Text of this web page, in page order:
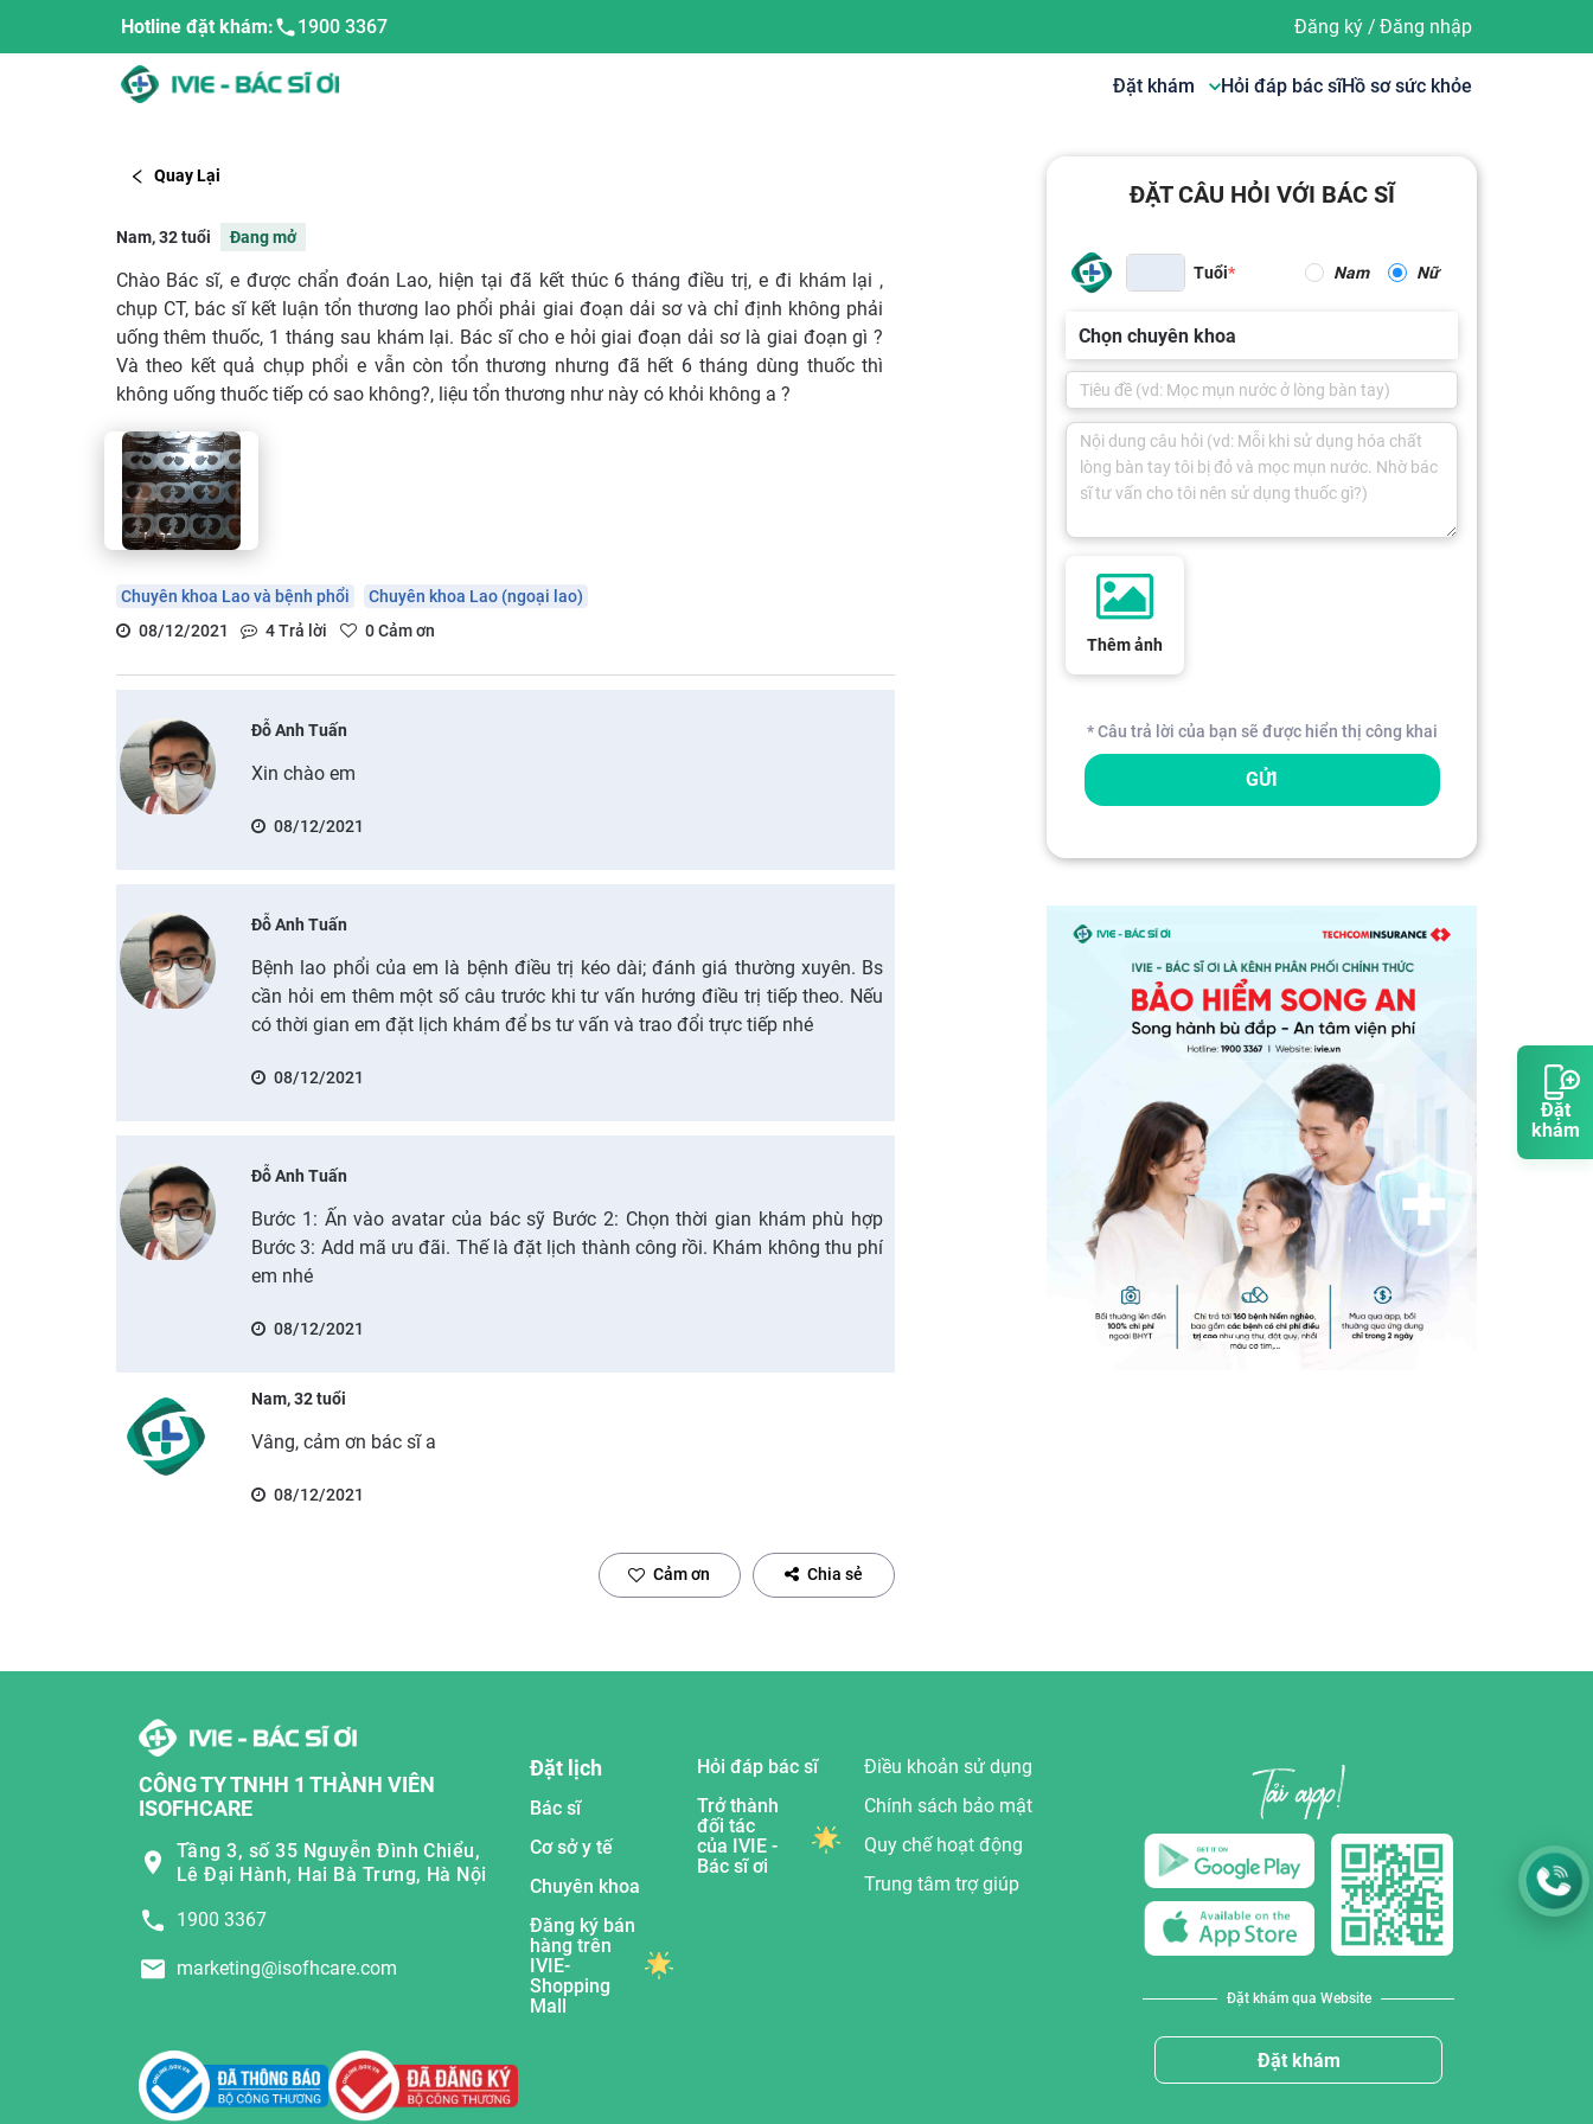
Đặt
khám
Hotline đặt khám: 1900 3367 Đăng ký/ Đăng nhập
Đặt khám Hỏi đáp bác sĩHồ sơ sức khỏe
Quay Lại
Nam, 32 tuổi Đang mở
Chào Bác sĩ, e được chẩn đoán Lao, hiện tại đã kết thúc 6 tháng điều trị, e đi khám lại ,
chụp CT, bác sĩ kết luận tổn thương lao phổi phải giai đoạn dải sơ và chỉ định không phải
uống thêm thuốc, 1 tháng sau khám lại. Bác sĩ cho e hỏi giai đoạn dải sơ là giai đoạn gì ?
Và theo kết quả chụp phổi e vẫn còn tổn thương nhưng đã hết 6 tháng dùng thuốc thì
không uống thuốc tiếp có sao không?, liệu tổn thương như này có khỏi không a ?
Chuyên khoa Lao và bệnh phổi
Chuyên khoa Lao (ngoại lao)
08/12/2021
4Trả lời 0Cảm ơn
Đỗ Anh Tuấn
Xin chào em
08/12/2021
Đỗ Anh Tuấn
Bệnh lao phổi của em là bệnh điều trị kéo dài; đánh giá thường xuyên. Bs
cần hỏi em thêm một số câu trước khi tư vấn hướng điều trị tiếp theo. Nếu
có thời gian em đặt lịch khám để bs tư vấn và trao đổi trực tiếp nhé
08/12/2021
Đỗ Anh Tuấn
Bước 1: Ấn vào avatar của bác sỹ Bước 2: Chọn thời gian khám phù hợp
Bước 3: Add mã ưu đãi. Thế là đặt lịch thành công rồi. Khám không thu phí
em nhé
08/12/2021
Nam, 32 tuổi
Vâng, cảm ơn bác sĩ a
08/12/2021
Cảm ơn Chia sẻ
ĐẶT CÂU HỎI VỚI BÁC SĨ
Tuổi Nam Nữ
Chọn chuyên khoa
Thêm ảnh
* Câu trả lời của bạn sẽ được hiển thị công khai
GỬI
CÔNG TY TNHH 1 THÀNH VIÊN
ISOFHCARE
Tầng 3, số 35 Nguyễn Đình Chiểu,
Lê Đại Hành, Hai Bà Trưng, Hà Nội
1900 3367
marketing@isofhcare.com
Đặt lịch
Bác sĩ
Cơ sở y tế
Chuyên khoa
Đăng ký bán
hàng trên
IVIE-
Shopping
Mall
Hỏi đáp bác sĩ
Trở thành
đối tác
của IVIE -
Bác sĩ ơi
Điều khoản sử dụng
Chính sách bảo mật
Quy chế hoạt động
Trung tâm trợ giúp
Đặt khám qua Website
Đặt khám